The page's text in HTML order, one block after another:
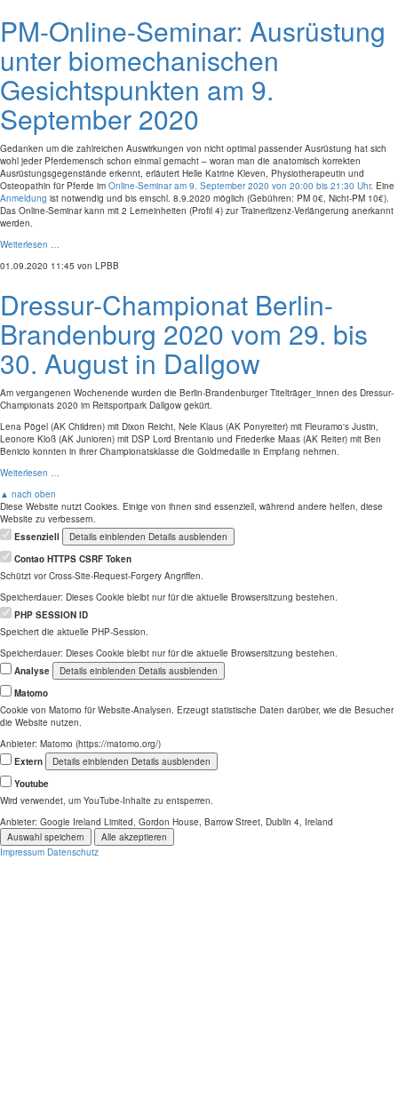
PM-Online-Seminar: Ausrüstung
unter biomechanischen
Gesichtspunkten am 9.
September 2020
Gedanken um die zahlreichen Auswirkungen von nicht optimal passender Ausrüstung hat sich
wohl jeder Pferdemensch schon einmal gemacht – woran man die anatomisch korrekten
Ausrüstungsgegenstände erkennt, erläutert Helle Katrine Kleven, Physiotherapeutin und
Osteopathin für Pferde im Online-Seminar am 9. September 2020 von 20:00 bis 21:30 Uhr. Eine
Anmeldung ist notwendig und bis einschl. 8.9.2020 möglich (Gebühren: PM 0€, Nicht-PM 10€).
Das Online-Seminar kann mit 2 Lerneinheiten (Profil 4) zur Trainerlizenz-Verlängerung anerkannt
werden.
Weiterlesen …
01.09.2020 11:45 von LPBB
Dressur-Championat Berlin-
Brandenburg 2020 vom 29. bis
30. August in Dallgow
Am vergangenen Wochenende wurden die Berlin-Brandenburger Titelträger_innen des Dressur-
Championats 2020 im Reitsportpark Dallgow gekürt.
Lena Pögel (AK Children) mit Dixon Reicht, Nele Klaus (AK Ponyreiter) mit Fleuramo's Justin,
Leonore Kloß (AK Junioren) mit DSP Lord Brentanio und Friederike Maas (AK Reiter) mit Ben
Benicio konnten in ihrer Championatsklasse die Goldmedaille in Empfang nehmen.
Weiterlesen …
▲ nach oben
Diese Website nutzt Cookies. Einige von ihnen sind essenziell, während andere helfen, diese
Website zu verbessern.
Essenziell
Details einblenden Details ausblenden
Contao HTTPS CSRF Token
Schützt vor Cross-Site-Request-Forgery Angriffen.
Speicherdauer: Dieses Cookie bleibt nur für die aktuelle Browsersitzung bestehen.
PHP SESSION ID
Speichert die aktuelle PHP-Session.
Speicherdauer: Dieses Cookie bleibt nur für die aktuelle Browsersitzung bestehen.
Analyse
Details einblenden Details ausblenden
Matomo
Cookie von Matomo für Website-Analysen. Erzeugt statistische Daten darüber, wie die Besucher
die Website nutzen.
Anbieter: Matomo (https://matomo.org/)
Extern
Details einblenden Details ausblenden
Youtube
Wird verwendet, um YouTube-Inhalte zu entsperren.
Anbieter: Google Ireland Limited, Gordon House, Barrow Street, Dublin 4, Ireland
Auswahl speichern
Alle akzeptieren
Impressum Datenschutz